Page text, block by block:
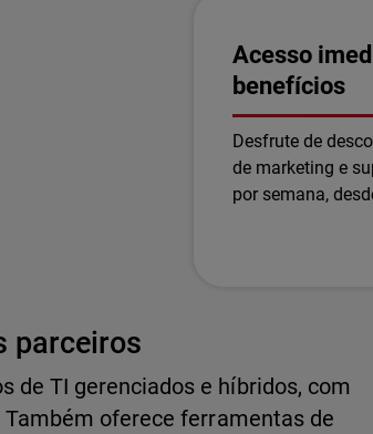
Acesso
benefícios
Desfrute de
de marketing e
por semana,
parceiros
de TI gerenciados e híbridos, com
oferece ferramentas de